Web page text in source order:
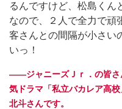
るんですけど、松島くん
なので、２人で全力で頑
客さんとの間隔が小さい
いっ！
――ジャニーズＪｒ．の皆さ
気ドラマ「私立バカレア高
北斗さんです。